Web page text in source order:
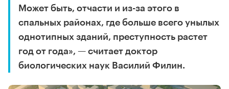
Может быть, отчасти и из-за этого в
спальных районах, где больше всего унылых
однотипных зданий, преступность растет
год от года», — считает доктор
биологических наук Василий Филин.